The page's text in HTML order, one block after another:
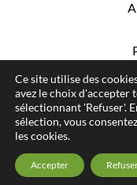
© Hauméa
Ce site utilise des
avez le choix d'accepter
sélectionnant 'Refuser'.
sélection, vous
les cookies.
Accepter